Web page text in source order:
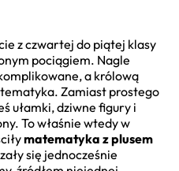
z czwartej do piątej klasy
pociągiem. Nagle
a królową
Zamiast prostego
ułamki, dziwne figury i
To właśnie wtedy w
matematyka z plusem
się jednocześnie